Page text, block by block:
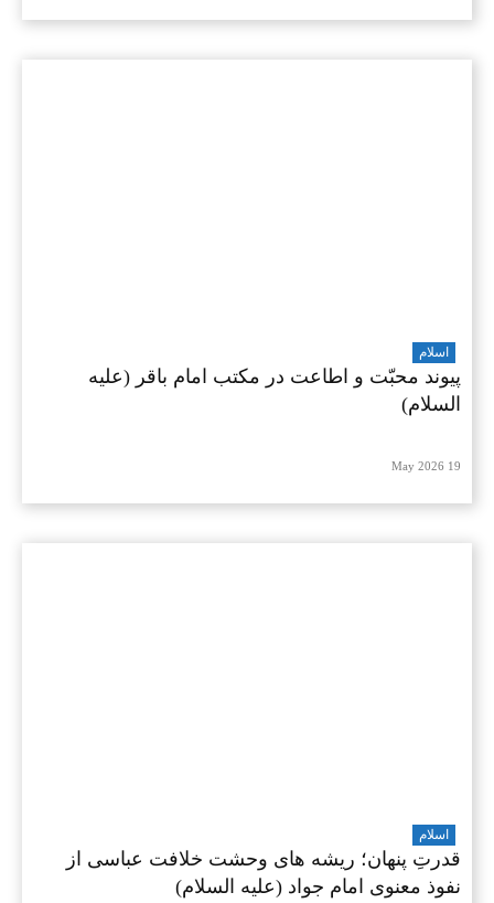
اسلام
پیوند محبّت و اطاعت در مکتب امام باقر (علیه
السلام)
19 May 2026
اسلام
قدرتِ پنهان؛ ریشه های وحشت خلافت عباسی از
نفوذ معنوی امام جواد (علیه السلام)